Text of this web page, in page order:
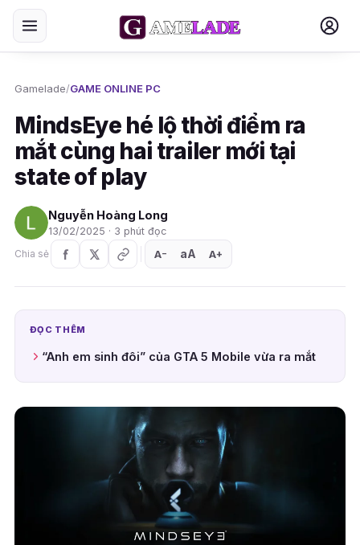
Gamelade/GAME ONLINE PC
MindsEye hé lộ thời điểm ra
mắt cùng hai trailer mới tại
state of play
Nguyễn Hoàng Long
13/02/2025 · 3 phút đọc
Chia sẻ
A− aA A+
ĐỌC THÊM
“Anh em sinh đôi” của GTA 5 Mobile vừa ra mắt